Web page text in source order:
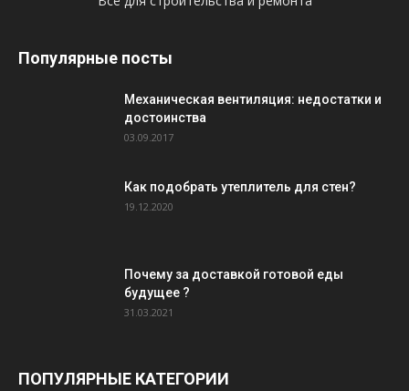
Популярные посты
Механическая вентиляция: недостатки и
достоинства
03.09.2017
Как подобрать утеплитель для стен?
19.12.2020
Почему за доставкой готовой еды
будущее ?
31.03.2021
ПОПУЛЯРНЫЕ КАТЕГОРИИ